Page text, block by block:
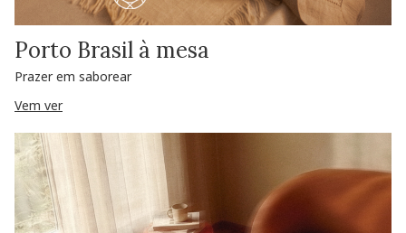
Porto Brasil à mesa
Prazer em saborear
Vem ver